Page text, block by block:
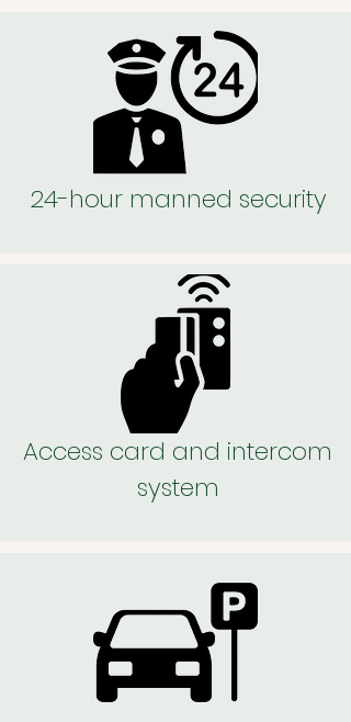
24-hour manned security
Access card and intercom
system